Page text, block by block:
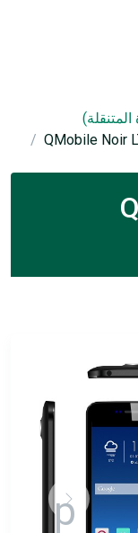
QMobile Noir